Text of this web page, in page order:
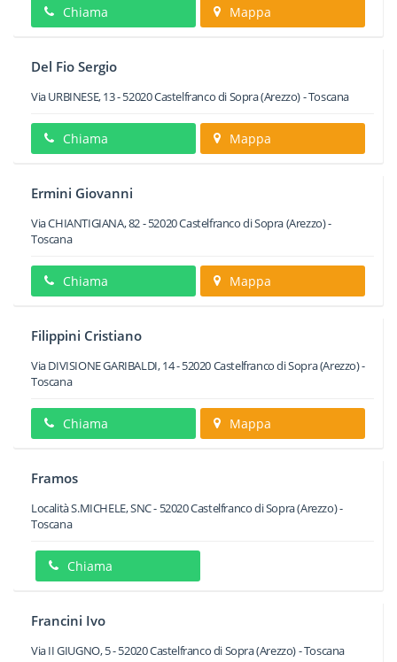
Chiama Mappa
Del Fio Sergio
Via URBINESE, 13-52020Castelfranco di Sopra(Arezzo) -Toscana
Chiama Mappa
Ermini Giovanni
Via CHIANTIGIANA, 82-52020Castelfranco di Sopra(Arezzo) -
Toscana
Chiama Mappa
Filippini Cristiano
Via DIVISIONE GARIBALDI, 14-52020Castelfranco di Sopra(Arezzo) -
Toscana
Chiama Mappa
Framos
Località S.MICHELE, SNC- 52020Castelfranco di Sopra(Arezzo) -
Toscana
Chiama
Francini Ivo
Via II GIUGNO, 5-52020Castelfranco di Sopra(Arezzo) -Toscana